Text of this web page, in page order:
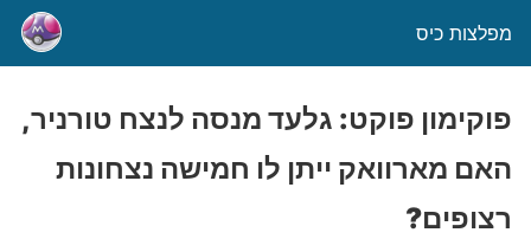
מפלצות כיס
פוקימון פוקט: גלעד מנסה לנצח טורניר,
האם מארוואק ייתן לו חמישה נצחונות
רצופים?